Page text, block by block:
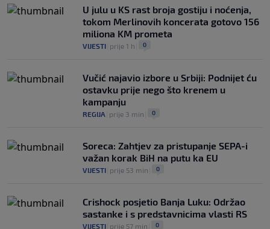
U julu u KS rast broja gostiju i noćenja,
tokom Merlinovih koncerata gotovo 156
miliona KM prometa
VIJESTI prije 1 h 0
Vučić najavio izbore u Srbiji: Podnijet ću
ostavku prije nego što krenem u
kampanju
REGIJA prije 3 min 0
Soreca: Zahtjev za pristupanje SEPA-i
važan korak BiH na putu ka EU
VIJESTI prije 53 min 0
Crishock posjetio Banja Luku: Održao
sastanke i s predstavnicima vlasti RS
VIJESTI prije 57 min 0